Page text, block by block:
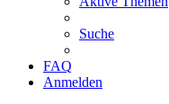
Suche
FAQ
Anmelden